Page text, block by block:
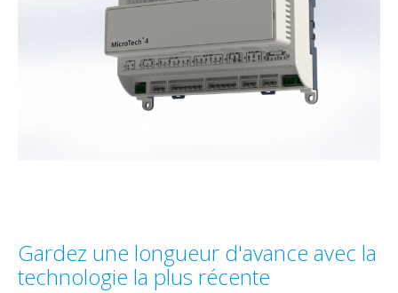
Gardez une longueur d'avance avec la
technologie la plus récente